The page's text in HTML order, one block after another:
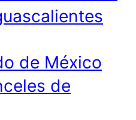
de México
de